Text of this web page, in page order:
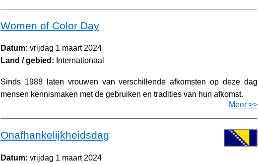
Women of Color Day
Datum: vrijdag 1 maart 2024
Land / gebied: Internationaal
Sinds 1988 laten vrouwen van verschillende afkomsten op deze dag
mensen kennismaken met de gebruiken en tradities van hun afkomst.
Meer >>
Onafhankelijkheidsdag
Datum: vrijdag 1 maart 2024